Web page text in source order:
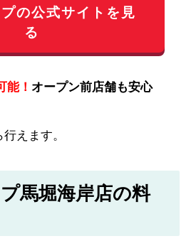
の公式サイトを見
る
能！ オープン前店舗も安心
えます。
馬堀海岸店の料